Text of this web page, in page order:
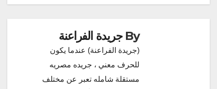
By جريدة الفراعنة
(جريدة الفراعنة) عندما يكون
للحرف معني ، جريده مصريه
مستقلة شامله تعبر عن مختلف